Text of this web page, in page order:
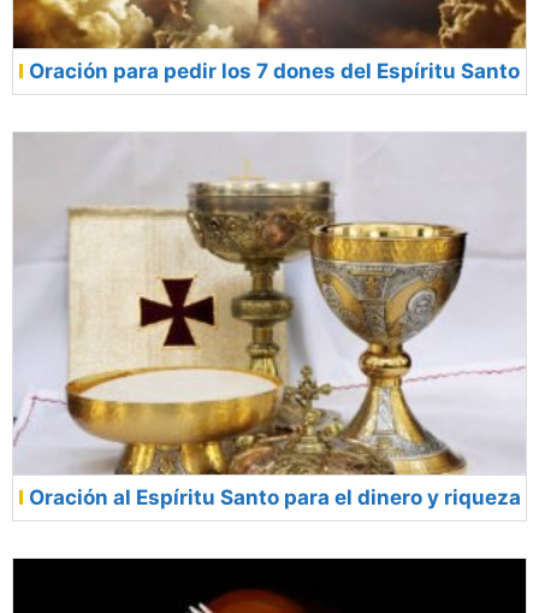
Oración para pedir los 7 dones del Espíritu Santo
Oración al Espíritu Santo para el dinero y riqueza